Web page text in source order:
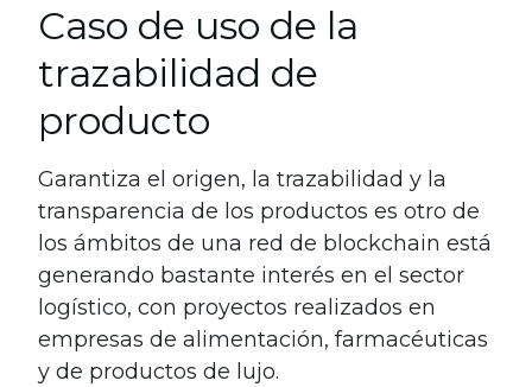
Caso de uso de la
trazabilidad de
producto
Garantiza el origen, la trazabilidad y la
transparencia de los productos es otro de
los ámbitos de una red de blockchain está
generando bastante interés en el sector
logístico, con proyectos realizados en
empresas de alimentación, farmacéuticas
y de productos de lujo.